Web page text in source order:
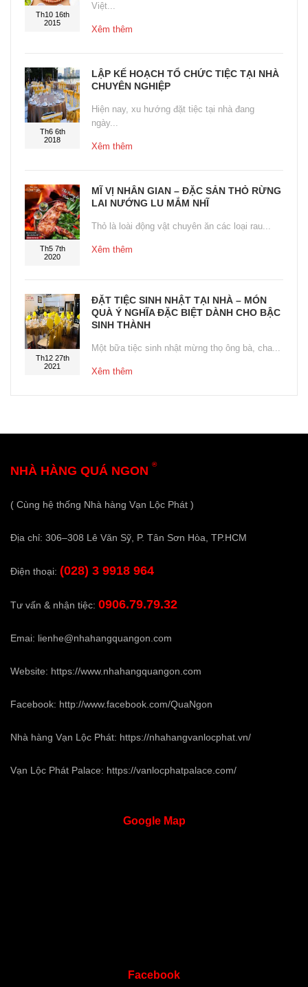
Th10 16th
2015
Việt...
Xêm thêm
Th6 6th
2018
LẬP KẾ HOẠCH TỔ CHỨC TIỆC TẠI NHÀ
CHUYÊN NGHIỆP
Hiện nay, xu hướng đặt tiệc tại nhà đang
ngày...
Xêm thêm
Th5 7th
2020
MĨ VỊ NHÂN GIAN – ĐẶC SẢN THỎ RỪNG
LAI NƯỚNG LU MẮM NHĨ
Thỏ là loài động vật chuyên ăn các loại rau...
Xêm thêm
Th12 27th
2021
ĐẶT TIỆC SINH NHẬT TẠI NHÀ – MÓN
QUÀ Ý NGHĨA ĐẶC BIỆT DÀNH CHO BẬC
SINH THÀNH
Một bữa tiệc sinh nhật mừng thọ ông bà, cha...
Xêm thêm
NHÀ HÀNG QUÁ NGON ®
( Cùng hệ thống Nhà hàng Vạn Lộc Phát )
Địa chỉ: 306–308 Lê Văn Sỹ, P. Tân Sơn Hòa, TP.HCM
Điện thoại: (028) 3 9918 964
Tư vấn & nhận tiệc: 0906.79.79.32
Emai: lienhe@nhahangquangon.com
Website: https://www.nhahangquangon.com
Facebook: http://www.facebook.com/QuaNgon
Nhà hàng Vạn Lộc Phát: https://nhahangvanlocphat.vn/
Vạn Lộc Phát Palace: https://vanlocphatpalace.com/
GoogleMap
Facebook